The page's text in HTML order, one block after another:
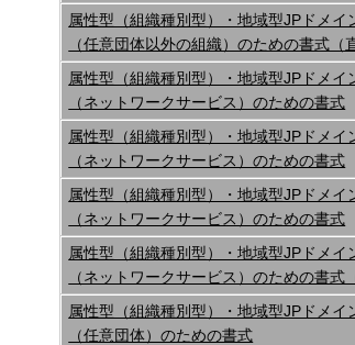
属性型（組織種別型）・地域型JPドメ
（任意団体以外の組織）のための書式（
属性型（組織種別型）・地域型JPドメ
（ネットワークサービス）のための書式
属性型（組織種別型）・地域型JPドメ
（ネットワークサービス）のための書式
属性型（組織種別型）・地域型JPドメ
（ネットワークサービス）のための書式
属性型（組織種別型）・地域型JPドメ
（ネットワークサービス）のための書式
属性型（組織種別型）・地域型JPドメ
（任意団体）のための書式